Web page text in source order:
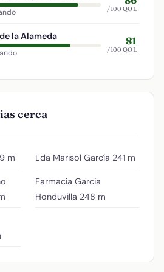
/100 QOL
la Alameda 81
/100 QOL
cerca
m Lda Marisol García 241 m
Farmacia Garcia
Honduvilla 248 m